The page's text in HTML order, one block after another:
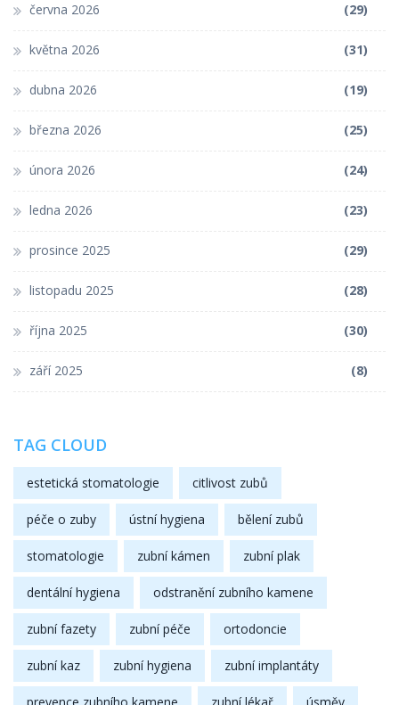
června 2026 (29)
května 2026 (31)
dubna 2026 (19)
března 2026 (25)
února 2026 (24)
ledna 2026 (23)
prosince 2025 (29)
listopadu 2025 (28)
října 2025 (30)
září 2025 (8)
TAG CLOUD
estetická stomatologie citlivost zubů
péče o zuby ústní hygiena bělení zubů
stomatologie zubní kámen zubní plak
dentální hygiena odstranění zubního kamene
zubní fazety zubní péče ortodoncie
zubní kaz zubní hygiena zubní implantáty